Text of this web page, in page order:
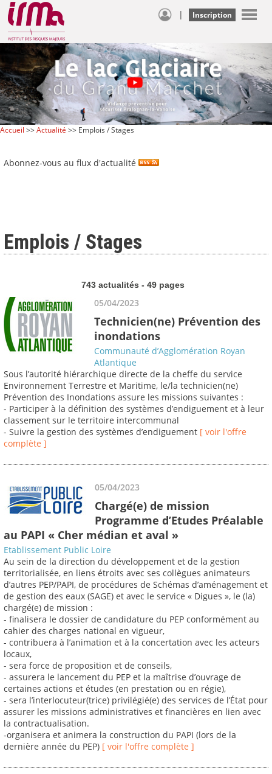
| Inscription
Accueil >>Actualité >> Emplois / Stages
Abonnez-vous au flux d'actualité
Emplois / Stages
743 actualités - 49 pages
05/04/2023
Technicien(ne) Prévention des
inondations
Communauté d’Agglomération Royan
Atlantique
Sous l’autorité hiérarchique directe de la cheffe du service
Environnement Terrestre et Maritime, le/la technicien(ne)
Prévention des Inondations assure les missions suivantes :
- Participer à la définition des systèmes d’endiguement et à leur
classement sur le territoire intercommunal
- Suivre la gestion des systèmes d’endiguement [ voir l'offre
complète ]
05/04/2023
Chargé(e) de mission
Programme d’Etudes Préalable
au PAPI « Cher médian et aval »
Etablissement Public Loire
Au sein de la direction du développement et de la gestion
territorialisée, en liens étroits avec ses collègues animateurs
d’autres PEP/PAPI, de procédures de Schémas d’aménagement et
de gestion des eaux (SAGE) et avec le service « Digues », le (la)
chargé(e) de mission :
- finalisera le dossier de candidature du PEP conformément au
cahier des charges national en vigueur,
- contribuera à l’animation et à la concertation avec les acteurs
locaux,
- sera force de proposition et de conseils,
- assurera le lancement du PEP et la maîtrise d’ouvrage de
certaines actions et études (en prestation ou en régie),
- sera l’interlocuteur(trice) privilégié(e) des services de l’État pour
assurer les missions administratives et financières en lien avec
la contractualisation.
-organisera et animera la construction du PAPI (lors de la
dernière année du PEP) [ voir l'offre complète ]